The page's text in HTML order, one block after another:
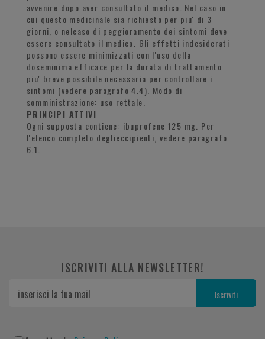
avvenire dopo aver consultato il medico. Nel caso in
cui questo medicinale sia richiesto per piu' di 3
giorni, o nelcaso di peggioramento dei sintomi deve
essere consultato il medico. Gli effetti indesiderati
possono essere minimizzati con l'uso della
doseminima efficace per la durata di trattamento
piu' breve possibile necessaria per controllare i
sintomi (vedere paragrafo 4.4). Modo di
somministrazione: uso rettale.
PRINCIPI ATTIVI
Ogni supposta contiene: ibuprofene 125 mg. Per
l'elenco completo deglieccipienti, vedere paragrafo
6.1.
ISCRIVITI ALLA NEWSLETTER!